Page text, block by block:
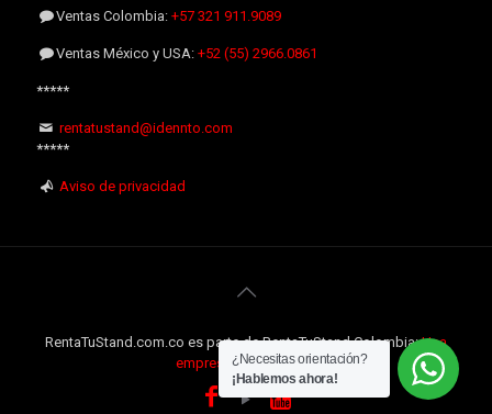
Ventas Colombia:+57 321 911.9089
Ventas México y USA:+52 (55) 2966.0861
*****
rentatustand@idennto.com
*****
Aviso de privacidad
RentaTuStand.com.co es parte de RentaTuStand Colombia:Una
empresa Internacional
¿Necesitas orientación?
¡Hablemos ahora!